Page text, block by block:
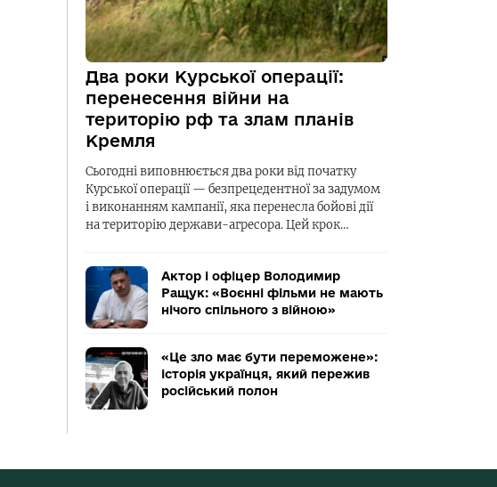
Два роки Курської операції:
перенесення війни на
територію рф та злам планів
Кремля
Сьогодні виповнюється два роки від початку
Курської операції — безпрецедентної за задумом
і виконанням кампанії, яка перенесла бойові дії
на територію держави-агресора. Цей крок…
Актор і офіцер Володимир
Ращук: «Воєнні фільми не мають
нічого спільного з війною»
«Це зло має бути переможене»:
історія українця, який пережив
російський полон